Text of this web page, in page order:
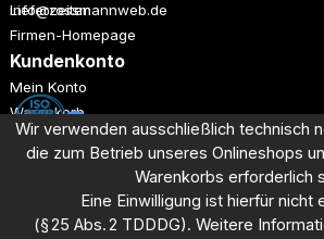
Lieferzeiten
Kundenkonto
Mein Konto
Warenkorb
Registrieren
Anmelden
info@rossmannweb.de
Firmen-Homepage
Dieses Angebot richtet sich ausschließlich an
Industrie, Handel und Gewerbe.
Wir verwenden ausschließlich technisch
die zum Betrieb unseres Onlineshops
Warenkorbs erforderlich
Eine Einwilligung ist hierfür nicht
(§ 25 Abs. 2 TDDDG). Weitere